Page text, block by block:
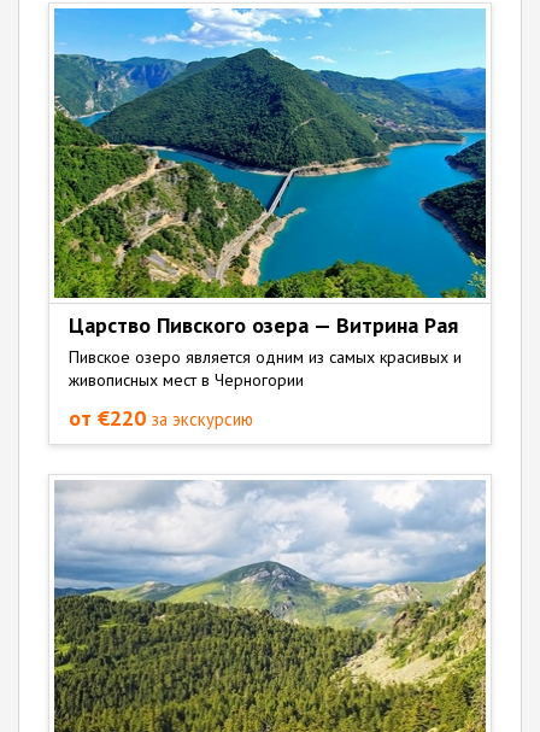
Царство Пивского озера — Витрина Рая
Пивское озеро является одним из самых красивых и
живописных мест в Черногории
от €220 за экскурсию